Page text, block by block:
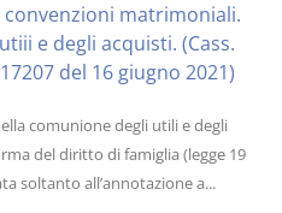
matrimoniali.
e degli acquisti. (Cass.
del 16 giugno 2021)
comunione degli utili e degli
del diritto di famiglia (legge 19
soltanto all’annotazione a...